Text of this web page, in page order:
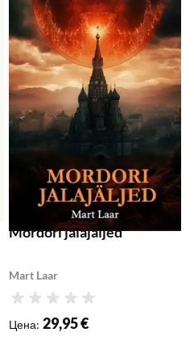
Mordori jalajäljed
Mart Laar
Рейтинг
Цена: 29,95 €
Добавить в корзину